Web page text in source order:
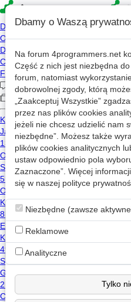
4p
Forum
Kategorie Wszystkie
ByteZ II (Roguelike Game)w
1 559
4
c#
autopromocja unity roguelike
D. F.- gdpr 2024-11-13 20:06
Czy należy pobierać encję
9
1.1k
sql
c#
superdurszlak
blazor
c#
Dbamy o Waszą
Na forum 4programmers.net
Część z nich jest niezbędna
forum, natomiast
dobrowolnej zgody, którą
„Zaakceptuj Wszystkie”
przez nas plików cookies
jeżeli nie chcesz udzielić nam
niezbędne”. Możesz także
plików cookies analitycznych
ustaw odpowiednio pola
Zaznaczone”. Więcej
się w naszej polityce
Niezbędne (zawsze
Reklamowe
Analityczne
Tylko